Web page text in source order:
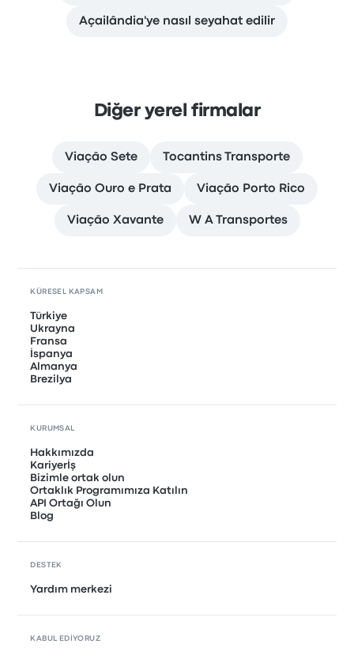
Açailândia'ye nasıl seyahat edilir
Diğer yerel firmalar
Viação Sete Tocantins Transporte
Viação Ouro e Prata Viação Porto Rico
Viação Xavante W A Transportes
KÜRESEL KAPSAM
Türkiye
Ukrayna
Fransa
İspanya
Almanya
Brezilya
KURUMSAL
Hakkımızda
Kariyerİş
Bizimle ortak olun
Ortaklık Programımıza Katılın
API Ortağı Olun
Blog
DESTEK
Yardım merkezi
KABUL EDIYORUZ